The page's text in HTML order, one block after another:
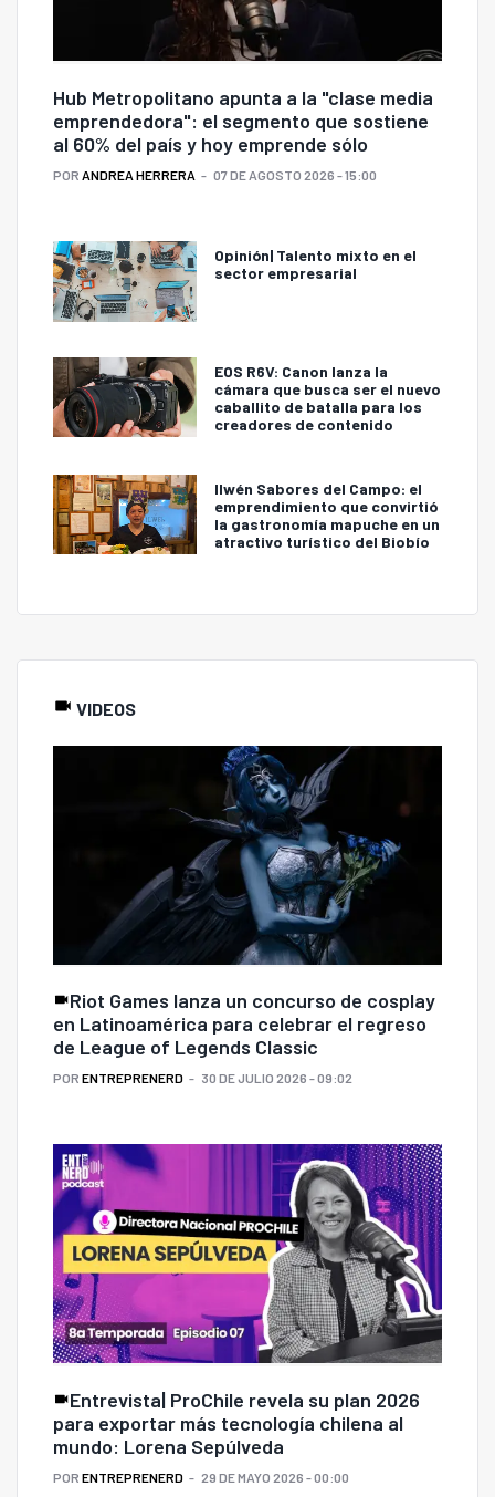
Hub Metropolitano apunta a la "clase media
emprendedora": el segmento que sostiene
al 60% del país y hoy emprende sólo
POR ANDREA HERRERA 07 DE AGOSTO 2026 - 15:00
Opinión| Talento mixto en el
sector empresarial
EOS R6V: Canon lanza la
cámara que busca ser el nuevo
caballito de batalla para los
creadores de contenido
Ilwén Sabores del Campo: el
emprendimiento que convirtió
la gastronomía mapuche en un
atractivo turístico del Biobío
VIDEOS
Riot Games lanza un concurso de cosplay
en Latinoamérica para celebrar el regreso
de League of Legends Classic
POR ENTREPRENERD 30 DE JULIO 2026 - 09:02
Entrevista| ProChile revela su plan 2026
para exportar más tecnología chilena al
mundo: Lorena Sepúlveda
POR ENTREPRENERD 29 DE MAYO 2026 - 00:00